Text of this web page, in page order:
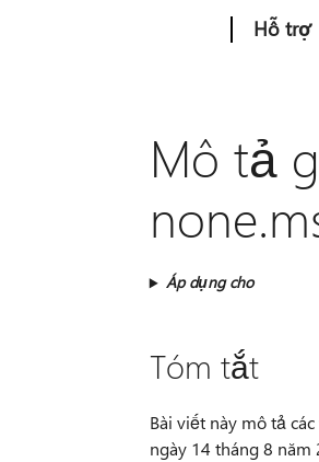
Hỗ trợ
Mô tả
Áp dụng cho
Tóm tắt
Bài viết này mô tả
ngày 14 tháng 8 năm